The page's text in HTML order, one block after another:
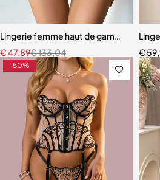
Lingerie femme haut de gamme –
€133,04
€47,89
€
-50%